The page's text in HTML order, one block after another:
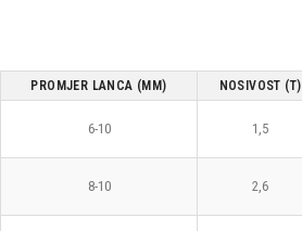
PROMJER LANCA (MM) NOSIVOST (T)
6-10 1,5
8-10 2,6